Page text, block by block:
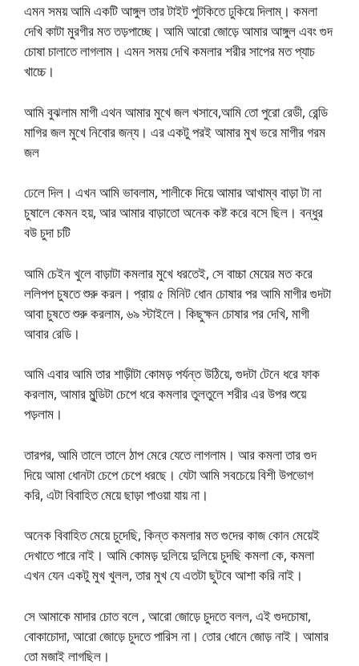
এমন সময় আমি একটি আঙ্গুল তার টাইট পুটকিতে ঢুকিয়ে দিলাম্। কমলা
দেখি কাটা মুরগীর মত তড়পাচ্ছে। আমি আরো জোড়ে আমার আঙ্গুল এবং গুদ
চোষা চালাতে লাগলাম। এমন সময় দেখি কমলার শরীর সাপের মত প্যাচ
খাচ্চে।
আমি বুঝলাম মাগী এথন আমার মুখে জল খসাবে,আমি তো পুরো রেডী, রেন্ডি
মাগির জল মুখে নিবোর জন্য। এর একটু পরই আমার মুখ ভরে মাগীর গরম
জল
ঢেলে দিল। এখন আমি ভাবলাম, শালীকে দিয়ে আমার আখাম্ব বাড়া টা না
চুষালে কেমন হয়, আর আমার বাড়াতো অনেক কষ্ট করে বসে ছিল। বন্ধুর
বউ চুদা চটি
আমি চেইন খুলে বাড়াটা কমলার মুখে ধরতেই, সে বাচ্চা মেয়ের মত করে
ললিপপ চুষতে শুরু করল। প্রায় ৫ মিনিট ধোন চোষার পর আমি মাগীর গুদটা
আবা চুষতে শুরু করলাম, ৬৯ স্টাইলে। কিছুক্ষন চোষার পর দেখি, মাগী
আবার রেডি।
আমি এবার আমি তার শাড়ীটা কোমড় পর্যন্ত উঠিয়ে, গুদটা টেনে ধরে ফাক
করলাম, আমার মুন্ডিটা চেপে ধরে কমলার তুলতুলে শরীর এর উপর শুয়ে
পড়লাম।
তারপর, আমি তালে তালে ঠাপ মেরে যেতে লাগলাম। আর কমলা তার গুদ
দিয়ে আমা ধোনটা চেপে চেপে ধরছে। যেটা আমি সবচেয়ে বিশী উপভোগ
করি, এটা বিবাহিত মেয়ে ছাড়া পাওয়া যায় না।
অনেক বিবাহিত মেয়ে চুদেছি, কিন্ত কমলার মত গুদের কাজ কোন মেয়েই
দেখাতে পারে নাই। আমি কোমড় দুলিয়ে দুলিয়ে চুদছি কমলা কে, কমলা
এখন যেন একটু মুখ খুলল, তার মুখ যে এতটা ছুটবে আশা করি নাই।
সে আমাকে মাদার চোত বলে , আরো জোড়ে চুদতে বলল, এই গুদচোষা,
বোকাচোদা, আরো জোড়ে চুদতে পারিস না। তোর ধোনে জোড় নাই। আমার
তো মজাই লাগছিল।